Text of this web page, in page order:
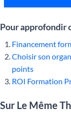
Pour approfondir
Financement
Choisir son
points
ROI Formation
Sur Le Même